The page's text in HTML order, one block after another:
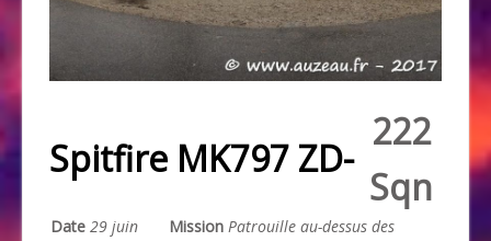
Spitfire MK797 ZD-
222
Sqn
Date 29 juin
Mission Patrouille au-dessus des